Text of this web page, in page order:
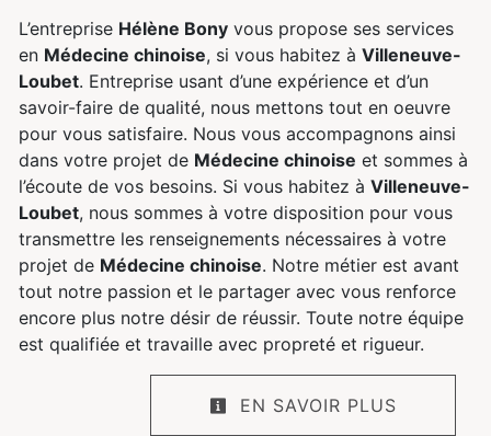
L’entreprise Hélène Bony vous propose ses services
en Médecine chinoise, si vous habitez à Villeneuve-
Loubet. Entreprise usant d’une expérience et d’un
savoir-faire de qualité, nous mettons tout en oeuvre
pour vous satisfaire. Nous vous accompagnons ainsi
dans votre projet de Médecine chinoise et sommes à
l’écoute de vos besoins. Si vous habitez à Villeneuve-
Loubet, nous sommes à votre disposition pour vous
transmettre les renseignements nécessaires à votre
projet de Médecine chinoise. Notre métier est avant
tout notre passion et le partager avec vous renforce
encore plus notre désir de réussir. Toute notre équipe
est qualifiée et travaille avec propreté et rigueur.
EN SAVOIR PLUS